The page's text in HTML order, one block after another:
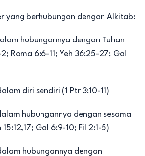
yang berhubungan dengan Alkitab:
hubungannya dengan Tuhan
Roma 6:6-11; Yeh 36:25-27; Gal
diri sendiri (1 Ptr 3:10-11)
hubungannya dengan sesama
Gal 6:9-10; Fil 2:1-5)
hubungannya dengan